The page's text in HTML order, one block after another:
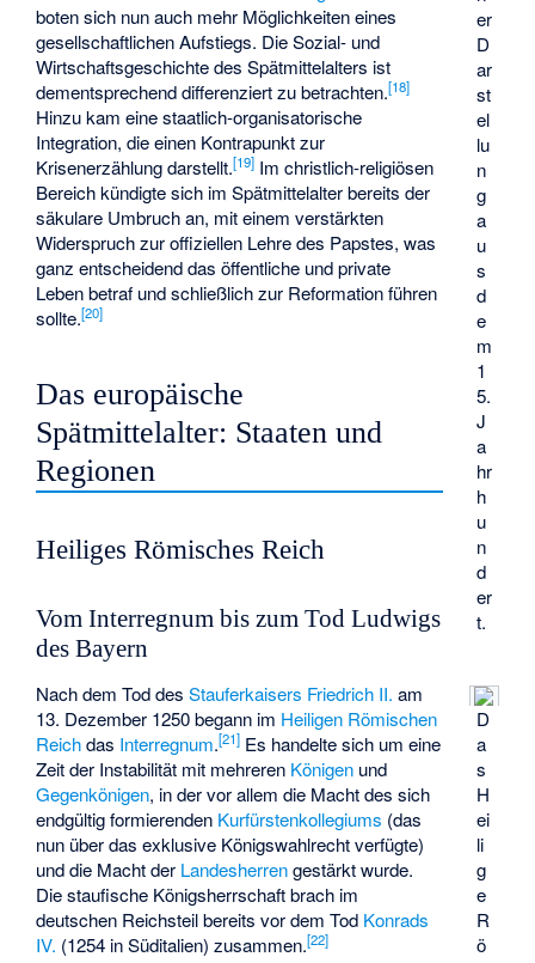
er
D
ar
st
el
lu
n
g
a
u
s
d
e
m
1
5.
J
a
hr
h
u
n
d
er
t.
boten sich nun auch mehr Möglichkeiten eines
gesellschaftlichen Aufstiegs. Die Sozial- und
Wirtschaftsgeschichte des Spätmittelalters ist
dementsprechend differenziert zu betrachten.[18]
Hinzu kam eine staatlich-organisatorische
Integration, die einen Kontrapunkt zur
Krisenerzählung darstellt.[19] Im christlich-religiösen
Bereich kündigte sich im Spätmittelalter bereits der
säkulare Umbruch an, mit einem verstärkten
Widerspruch zur offiziellen Lehre des Papstes, was
ganz entscheidend das öffentliche und private
Leben betraf und schließlich zur Reformation führen
sollte.[20]
Das europäische
Spätmittelalter: Staaten und
Regionen
Heiliges Römisches Reich
Vom Interregnum bis zum Tod Ludwigs
des Bayern
D
a
s
H
ei
li
g
e
R
ö
Nach dem Tod desStauferkaisers Friedrich II. am
13. Dezember 1250 begann im Heiligen Römischen
Reichdas Interregnum.[21] Es handelte sich um eine
Zeit der Instabilität mit mehreren Königen und
Gegenkönigen, in der vor allem die Macht des sich
endgültig formierenden Kurfürstenkollegiums (das
nun über das exklusive Königswahlrecht verfügte)
und die Macht der Landesherrengestärkt wurde.
Die staufische Königsherrschaft brach im
deutschen Reichsteil bereits vor dem Tod Konrads
IV. (1254 in Süditalien) zusammen.[22]